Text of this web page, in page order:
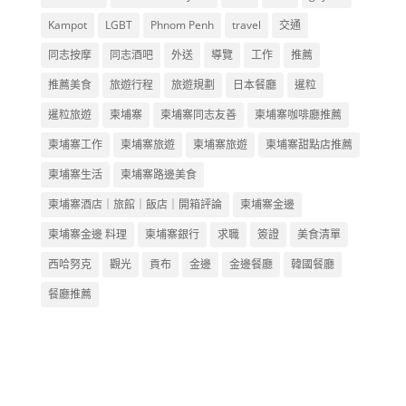
Kampot
LGBT Phnom Penh travel
交通
同志按摩
同志酒吧 外送 導覽 工作
推薦
推薦美食
旅遊行程 旅遊規劃 日本餐廳
暹粒
暹粒旅遊
柬埔寨 柬埔寨同志友善
柬埔寨咖啡廳推薦
柬埔寨工作
柬埔寨旅遊 柬埔寨旅遊
柬埔寨甜點店推薦
柬埔寨生活
柬埔寨路邊美食
柬埔寨酒店｜旅館｜飯店｜開箱評論
柬埔寨金邊
柬埔寨金邊 料理
柬埔寨銀行 求職 簽證
美食清單
西哈努克
觀光 貢布 金邊 金邊餐廳
韓國餐廳
餐廳推薦